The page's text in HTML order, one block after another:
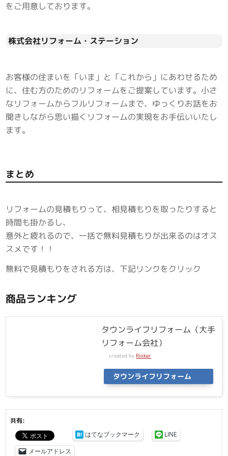
をご用意しております。
株式会社リフォーム・ステーション
お客様の住まいを「いま」と「これから」にあわせるため
に、住む方のためのリフォームをご提案しています。小さ
なリフォームからフルリフォームまで、ゆっくりお話をお
聞きしながら思い描くリフォームの実現をお手伝いいたし
ます。
まとめ
リフォームの見積もりって、相見積もりを取ったりすると
時間も掛かるし、
意外と疲れるので、一括で無料見積もりが出来るのはオス
スメです！！
無料で見積もりをされる方は、下記リンクをクリック
商品ランキング
タウンライフリフォーム（大手
リフォーム会社）
created byRinker
タウンライフリフォーム
共有:
はてなブックマーク
LINE
メールアドレス